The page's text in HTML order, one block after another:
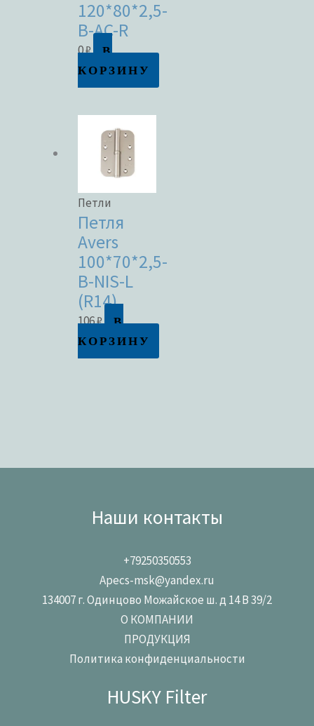
120*80*2,5-
B-AC-R
0₽
В
КОРЗИНУ
Петли
Петля
Avers
100*70*2,5-
B-NIS-L
(R14)
106₽
В
КОРЗИНУ
Наши контакты
+79250350553
Apecs-msk@yandex.ru
134007 г. Одинцово Можайское ш. д 14 В 39/2
О КОМПАНИИ
ПРОДУКЦИЯ
Политика конфиденциальности
HUSKY Filter